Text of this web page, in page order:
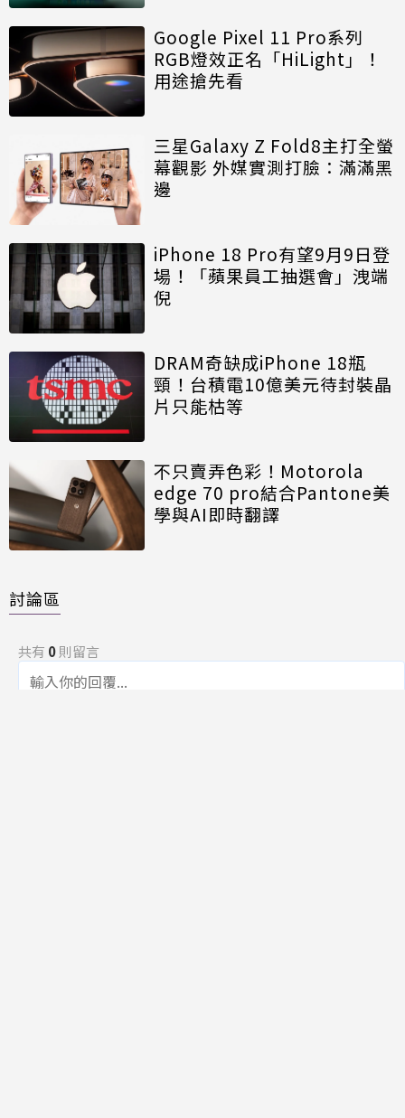
Google Pixel 11 Pro系列
RGB燈效正名「HiLight」！
用途搶先看
三星Galaxy Z Fold8主打全螢
幕觀影 外媒實測打臉：滿滿黑
邊
iPhone 18 Pro有望9月9日登
場！「蘋果員工抽選會」洩端
倪
DRAM奇缺成iPhone 18瓶
頸！台積電10億美元待封裝晶
片只能枯等
不只賣弄色彩！Motorola
edge 70 pro結合Pantone美
學與AI即時翻譯
討論區
共有 0則留言